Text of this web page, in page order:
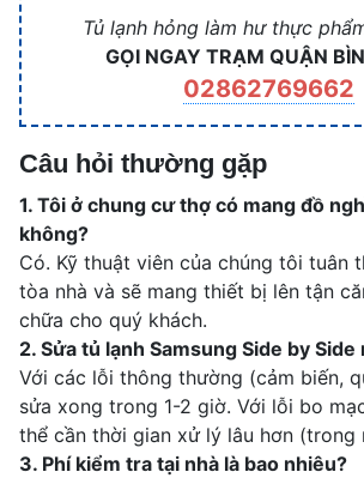
Tủ lạnh hỏng làm hư thực
GỌI NGAY TRẠM QUẬN
02862769662
Câu hỏi thường gặp
1. Tôi ở chung cư thợ có mang đồ
không?
Có. Kỹ thuật viên của chúng tôi tuân
tòa nhà và sẽ mang thiết bị lên tận
chữa cho quý khách.
2. Sửa tủ lạnh Samsung Side by Side
Với các lỗi thông thường (cảm biến,
sửa xong trong 1-2 giờ. Với lỗi bo
thể cần thời gian xử lý lâu hơn (trong
3. Phí kiểm tra tại nhà là bao nhiêu?